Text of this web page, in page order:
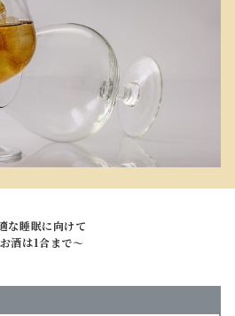
な睡眠に向けて
酒は1合まで～